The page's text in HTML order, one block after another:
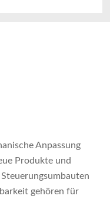
Anpassung
Produkte und
gehören für